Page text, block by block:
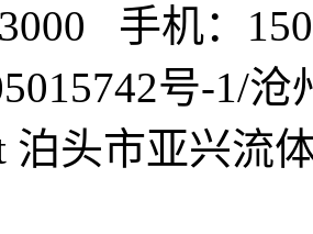
手机：
号-1/沧
泊头市亚兴流